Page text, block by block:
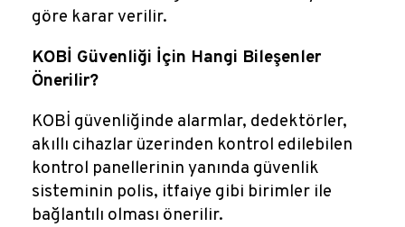
göre karar verilir.
KOBİ Güvenliği İçin Hangi Bileşenler
Önerilir?
KOBİ güvenliğinde alarmlar, dedektörler,
akıllı cihazlar üzerinden kontrol edilebilen
kontrol panellerinin yanında güvenlik
sisteminin polis, itfaiye gibi birimler ile
bağlantılı olması önerilir.